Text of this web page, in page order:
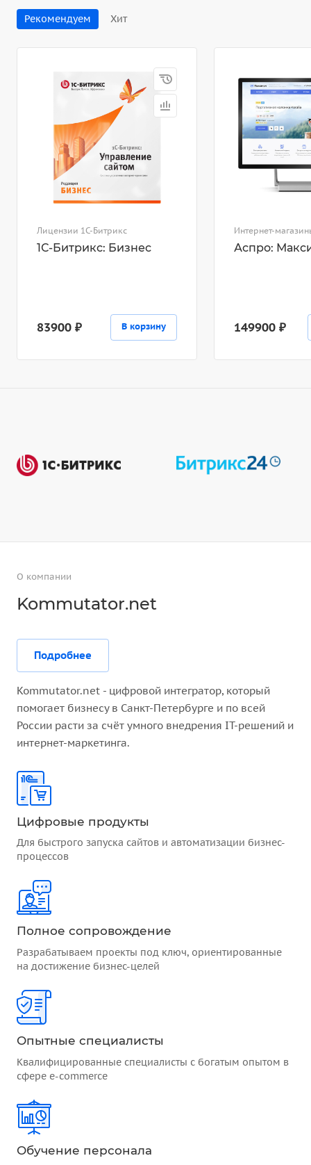
Рекомендуем Хит
Лицензии 1С-Битрикс
1С-Битрикс: Бизнес
83900 ₽ В корзину
Интернет-
Аспро:
149900 ₽
О компании
Kommutator.net
Подробнее
Kommutator.net - цифровой интегратор, который
помогает бизнесу в Санкт-Петербурге и по всей
России расти за счёт умного внедрения IT-решений и
интернет-маркетинга.
Цифровые продукты
Для быстрого запуска сайтов и автоматизации бизнес-
процессов
Полное сопровождение
Разрабатываем проекты под ключ, ориентированные
на достижение бизнес-целей
Опытные специалисты
Квалифицированные специалисты с богатым опытом в
сфере e-commerce
Обучение персонала